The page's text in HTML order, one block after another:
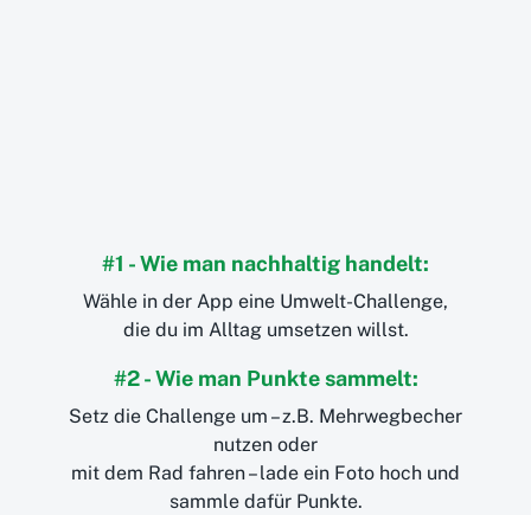
#1 - Wie man nachhaltig handelt:
Wähle in der App eine Umwelt-Challenge,
die du im Alltag umsetzen willst.
#2 - Wie man Punkte sammelt:
Setz die Challenge um – z.B. Mehrwegbecher
nutzen oder
mit dem Rad fahren – lade ein Foto hoch und
sammle dafür Punkte.